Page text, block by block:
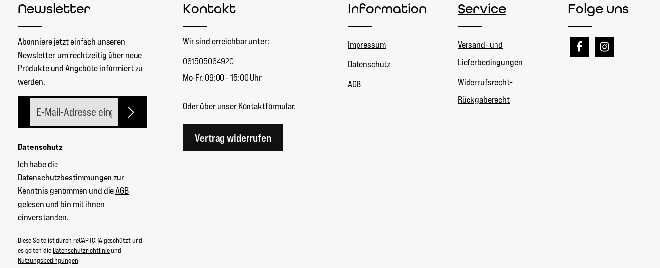
Newsletter
Abonniere jetzt einfach unseren
Newsletter, um rechtzeitig über neue
Produkte und Angebote informiert zu
werden.
Datenschutz
Ich habe die
Datenschutzbestimmungenzur
Kenntnis genommen und dieAGB
gelesen und bin mit ihnen
einverstanden.
Diese Seite ist durch reCAPTCHA geschützt und
es gelten die Datenschutzrichtlinieund
Nutzungsbedingungen.
Kontakt
Wir sind erreichbar unter:
061505064920
Mo-Fr, 09:00 - 15:00 Uhr
Oder über unserKontaktformular.
Vertrag widerrufen
Information
Impressum
Datenschutz
AGB
Service
Versand- und
Lieferbedingungen
Widerrufsrecht-
Rückgaberecht
Folge uns